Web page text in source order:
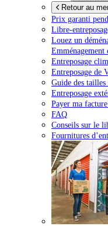
Retour au
Prix garanti
Libre-
Louez un
Entreposage
Entreposage de
Guide des
Entreposage
Payer ma
FAQ
Conseils sur le
Fournitures